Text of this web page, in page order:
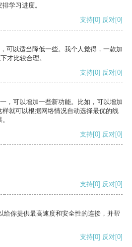
学习进度。
支持[0] 反对[0]
可以适当降低一些。我个人觉得，一款加
才比较合理。
支持[0] 反对[0]
，可以增加一些新功能。比如，可以增加
就可以根据网络情况自动选择最优的线
支持[0] 反对[0]
支持[0] 反对[0]
给你提供最高速度和安全性的连接，并帮
支持[0] 反对[0]